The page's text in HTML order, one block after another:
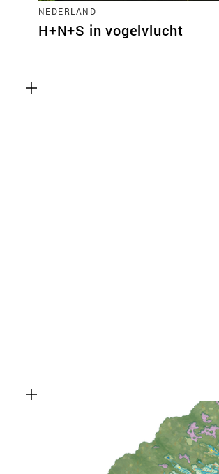
NEDERLAND
H+N+S in vogelvlucht